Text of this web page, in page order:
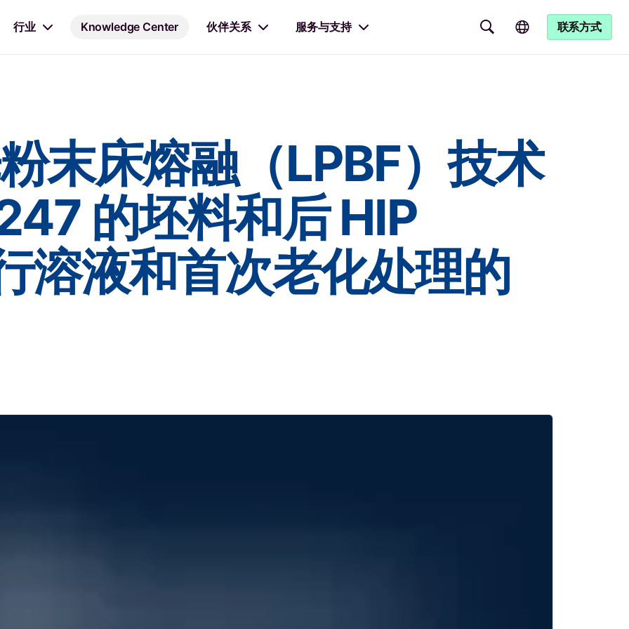
行业 Knowledge Center 伙伴关系 服务与支持 联系方式
末床熔融（LPBF）技术
的坯料和后 HIP
溶液和首次老化处理的